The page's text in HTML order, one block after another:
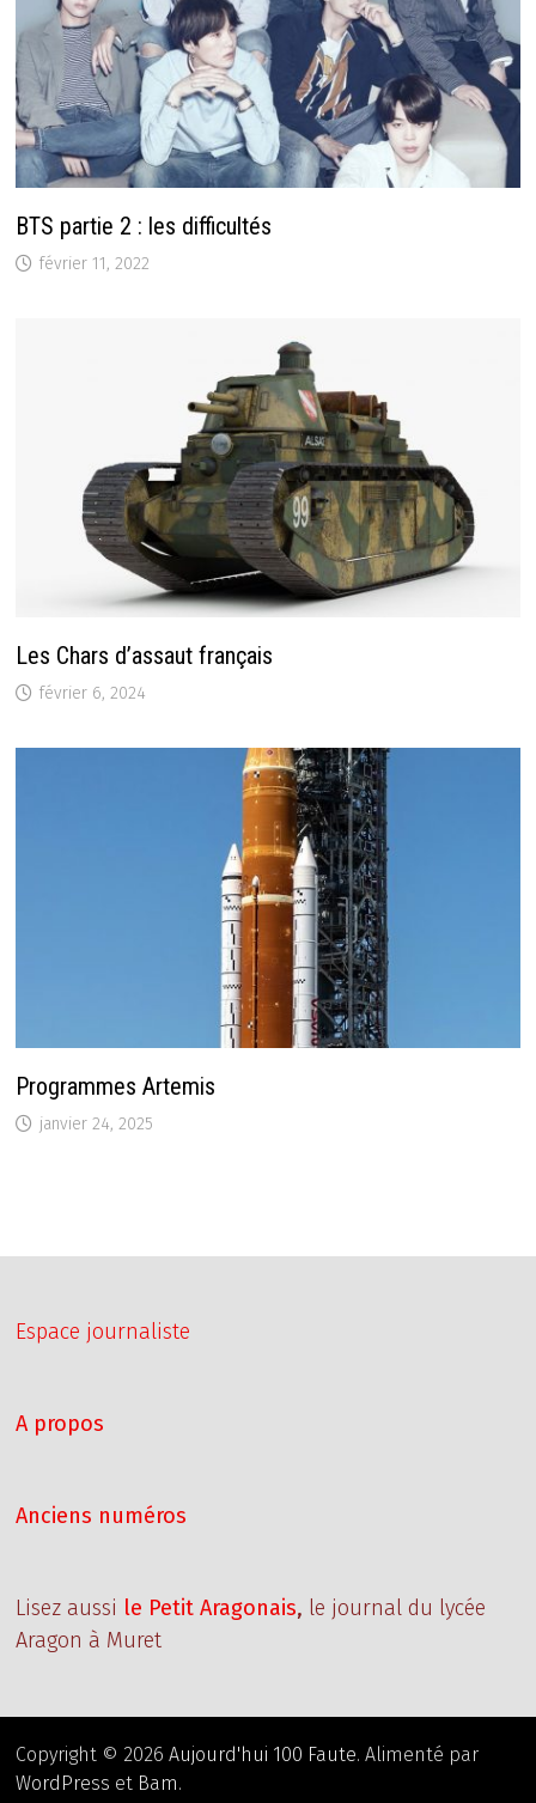
BTS partie 2 : les difficultés
février 11, 2022
Les Chars d’assaut français
février 6, 2024
Programmes Artemis
janvier 24, 2025
Espace journaliste
A propos
Anciens numéros
Lisez aussi le Petit Aragonais, le journal du lycée
Aragon à Muret
Copyright © 2026Aujourd'hui 100 Faute. Alimenté par
WordPress et Bam.